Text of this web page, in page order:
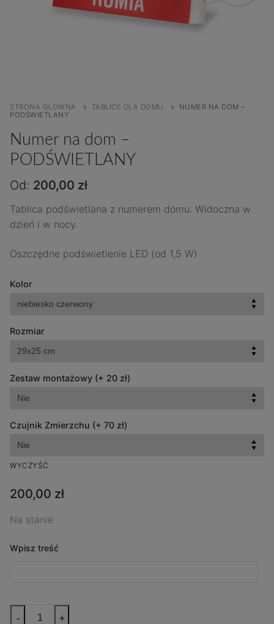
STRONA GŁÓWNA TABLICE DLA DOMU
NUMER NA DOM –
PODŚWIETLANY
Numer na dom –
PODŚWIETLANY
Od: 200,00 zł
Tablica podświetlana z numerem domu. Widoczna w
dzień i w nocy.
Oszczędne podświetlenie LED (od 1,5 W)
Kolor
Rozmiar
Zestaw montażowy (+ 20 zł)
Czujnik Zmierzchu (+ 70 zł)
WYCZYŚĆ
200,00 zł
Na stanie
Wpisz treść
- +